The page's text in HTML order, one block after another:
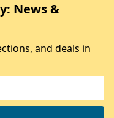
News &
and deals in